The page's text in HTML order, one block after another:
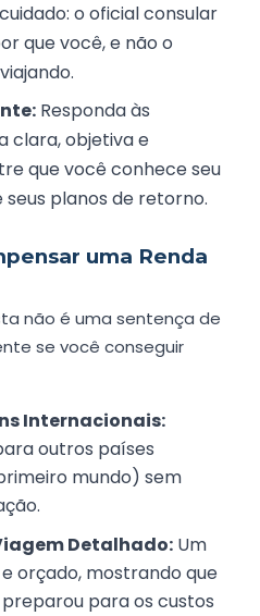
o oficial consular
que você, e não o
Responda às
clara, objetiva e
que você conhece seu
planos de retorno.
uma Renda
não é uma sentença de
se você conseguir
Internacionais:
outros países
mundo) sem
Detalhado: Um
orçado, mostrando que
para os custos